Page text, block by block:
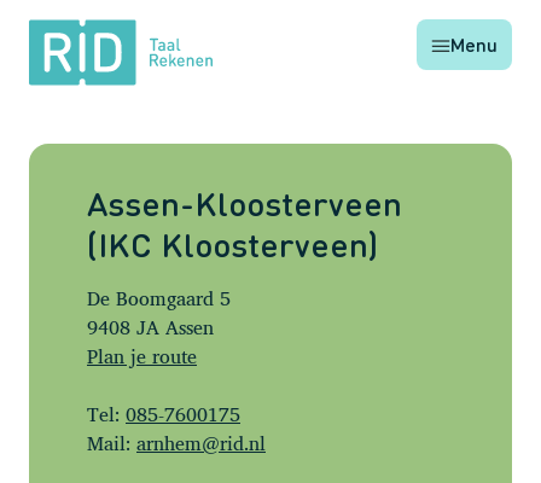
RID
Taal
Rekenen
Menu
Assen-Kloosterveen
(IKC Kloosterveen)
De Boomgaard 5
9408 JA Assen
Plan je route
Tel: 085-7600175
Mail: arnhem@rid.nl